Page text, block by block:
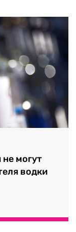
могут
водки